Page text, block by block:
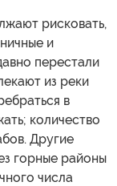
рисковать,
и
перестали
из реки
в
количество
Другие
горные районы
числа